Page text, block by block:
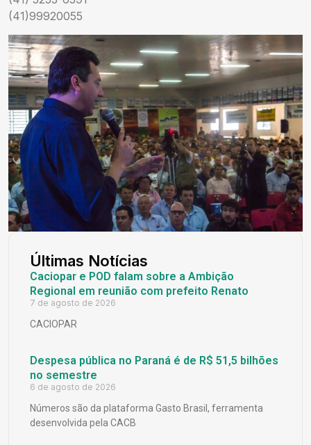
(41)99920055
Últimas Notícias
Caciopar e POD falam sobre a Ambição
Regional em reunião com prefeito Renato
7 de agosto de 2026
CACIOPAR
Despesa pública no Paraná é de R$ 51,5 bilhões
no semestre
6 de agosto de 2026
Números são da plataforma Gasto Brasil, ferramenta
desenvolvida pela CACB